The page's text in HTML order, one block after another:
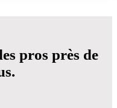
pros près de